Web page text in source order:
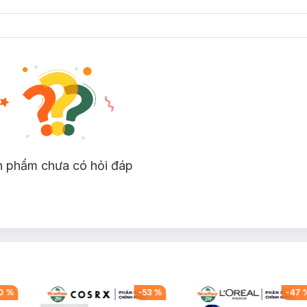
làm sạch da và thông thoáng lỗ chân lông. Hiệu quả tương tự như
da hiệu quả nhưng không gây khô căng, dễ dàng rửa sạch mà
phẩm chưa có hỏi đáp
% -53% -47